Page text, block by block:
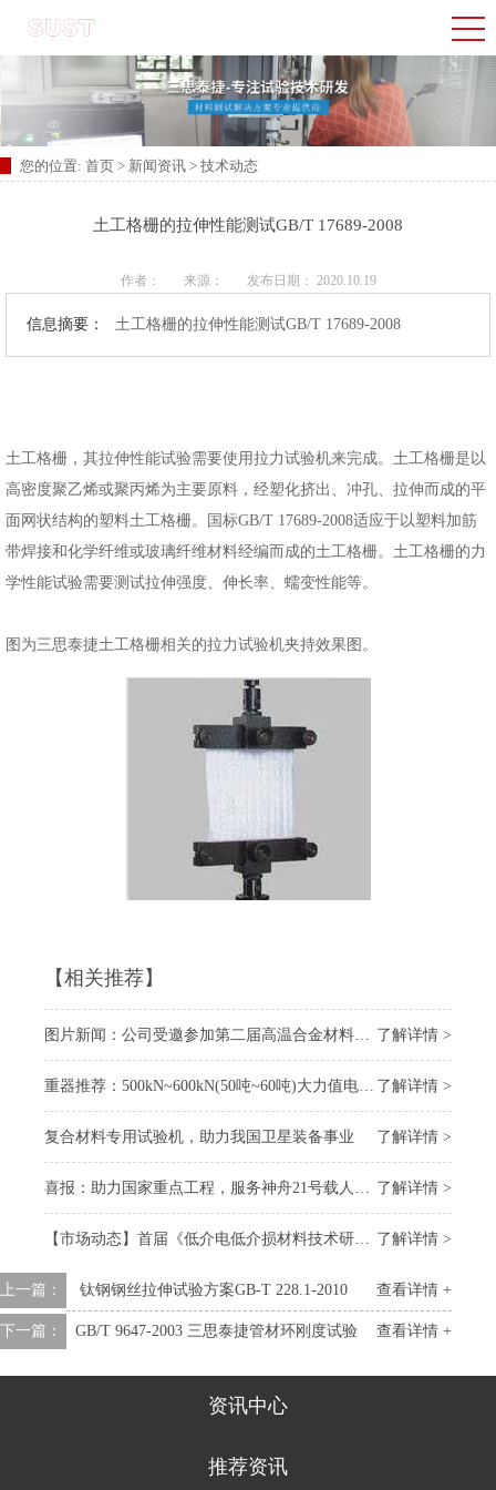
您的位置: 首页 > 新闻资讯 > 技术动态
土工格栅的拉伸性能测试GB/T 17689-2008
作者： 来源： 发布日期： 2020.10.19
信息摘要： 土工格栅的拉伸性能测试GB/T 17689-2008
土工格栅，其拉伸性能试验需要使用拉力试验机来完成。土工格栅是以
高密度聚乙烯或聚丙烯为主要原料，经塑化挤出、冲孔、拉伸而成的平
面网状结构的塑料土工格栅。国标GB/T 17689-2008适应于以塑料加筋
带焊接和化学纤维或玻璃纤维材料经编而成的土工格栅。土工格栅的力
学性能试验需要测试拉伸强度、伸长率、蠕变性能等。
图为三思泰捷土工格栅相关的拉力试验机夹持效果图。
【相关推荐】
了解详情 >
图片新闻：公司受邀参加第二届高温合金材料大会
了解详情 >
重器推荐：500kN~600kN(50吨~60吨)大力值电子万能试验机
了解详情 >
复合材料专用试验机，助力我国卫星装备事业
了解详情 >
喜报：助力国家重点工程，服务神舟21号载人飞船 “上太空”
了解详情 >
【市场动态】首届《低介电低介损材料技术研讨会》召开，我司受邀参会
查看详情 +
上一篇： 钛钢钢丝拉伸试验方案GB-T 228.1-2010
查看详情 +
下一篇： ​GB/T 9647-2003 三思泰捷管材环刚度试验
资讯中心
推荐资讯